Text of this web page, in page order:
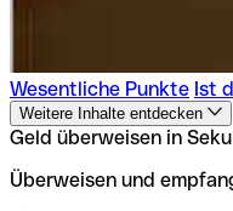
Wesentliche Punkte Ist
Weitere Inhalte entdecken
Geld überweisen in
Überweisen und